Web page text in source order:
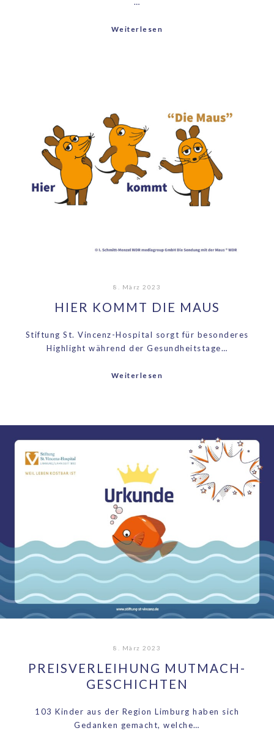
Weiterlesen
8. März 2023
HIER KOMMT DIE MAUS
Stiftung St. Vincenz-Hospital sorgt für besonderes
Highlight während der Gesundheitstage…
Weiterlesen
8. März 2023
PREISVERLEIHUNG MUTMACH-
GESCHICHTEN
103 Kinder aus der Region Limburg haben sich
Gedanken gemacht, welche…